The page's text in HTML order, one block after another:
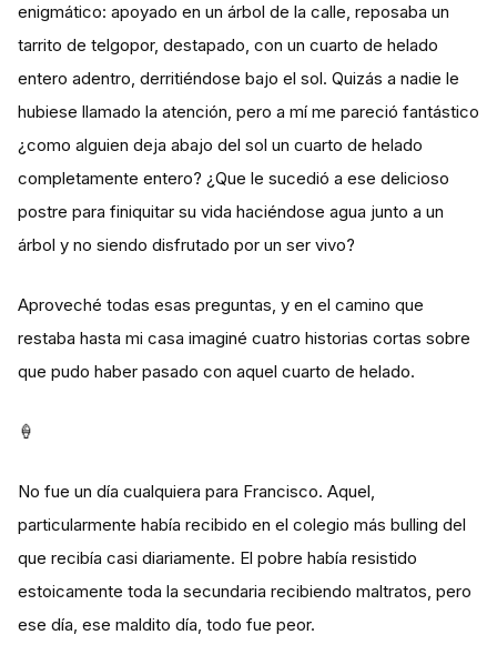
enigmático: apoyado en un árbol de la calle, reposaba un
tarrito de telgopor, destapado, con un cuarto de helado
entero adentro, derritiéndose bajo el sol. Quizás a nadie le
hubiese llamado la atención, pero a mí me pareció fantástico
¿como alguien deja abajo del sol un cuarto de helado
completamente entero? ¿Que le sucedió a ese delicioso
postre para finiquitar su vida haciéndose agua junto a un
árbol y no siendo disfrutado por un ser vivo?
Aproveché todas esas preguntas, y en el camino que
restaba hasta mi casa imaginé cuatro historias cortas sobre
que pudo haber pasado con aquel cuarto de helado.
🍦
No fue un día cualquiera para Francisco. Aquel,
particularmente había recibido en el colegio más bulling del
que recibía casi diariamente. El pobre había resistido
estoicamente toda la secundaria recibiendo maltratos, pero
ese día, ese maldito día, todo fue peor.